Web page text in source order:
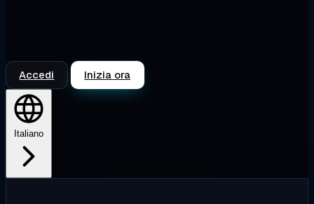
Accedi Inizia ora
Italiano